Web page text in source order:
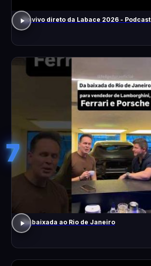
Ao vivo direto da Labace 2026 - Podcast
7
Da baixada ao Rio de Janeiro